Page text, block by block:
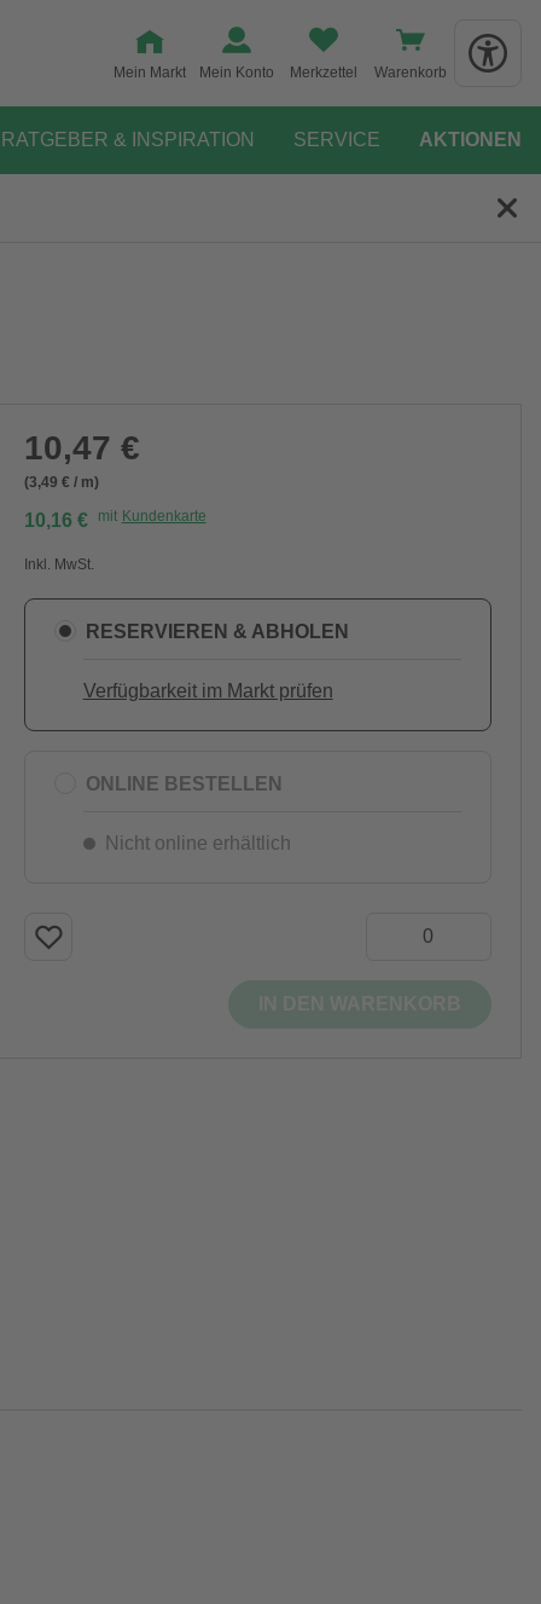
Mein Markt Mein Konto Merkzettel Warenkorb
RATGEBER & INSPIRATION SERVICE AKTIONEN
10,47 €
(3,49 € / m)
10,16 € mit Kundenkarte
Inkl. MwSt.
RESERVIEREN & ABHOLEN
Verfügbarkeit im Markt prüfen
ONLINE BESTELLEN
Nicht online erhältlich